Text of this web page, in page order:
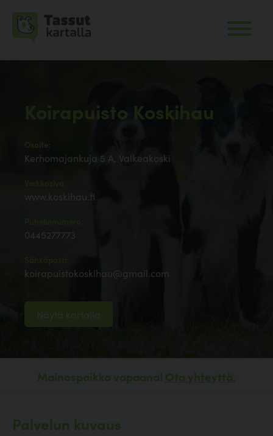
Koirapuisto Koskihau
Kerhomajankuja 5 A, Valkeakoski
www.koskihau.fi
0445277773
koirapuistokoskihau@gmail.com
Näytä kartalla
Mainospaikka vapaana! Ota yhteyttä.
Palvelun kuvaus